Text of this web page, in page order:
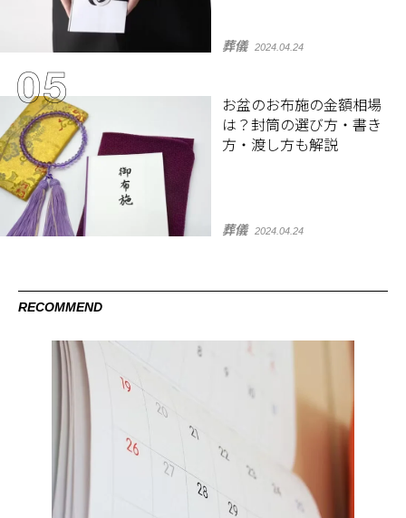
葬儀 2024.04.24
お盆のお布施の金額相場
は？封筒の選び方・書き
方・渡し方も解説
葬儀 2024.04.24
RECOMMEND